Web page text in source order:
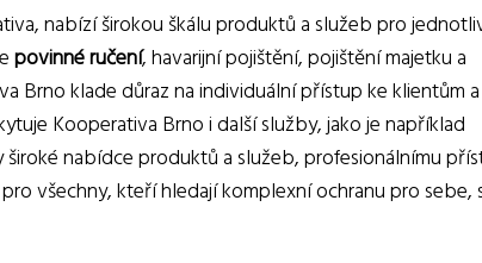
nabízí širokou škálu produktů a služeb pro
povinné ručení, havarijní pojištění, pojištění majetku a
Brno klade důraz na individuální přístup ke klientům
Kooperativa Brno i další služby, jako je například
nabídce produktů a služeb, profesionálnímu
všechny, kteří hledají komplexní ochranu pro sebe,